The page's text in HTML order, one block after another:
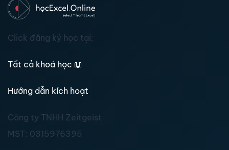
Click đăng ký học tại:
Tất cả khoá học 📖
Hướng dẫn kích hoạt
Công ty TNHH Zeitgeist
MST: 0315976395